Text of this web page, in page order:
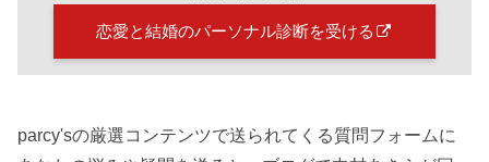
恋愛と結婚のパーソナル診断を受ける
parcy'sの厳選コンテンツで送られてくる質問フォームに